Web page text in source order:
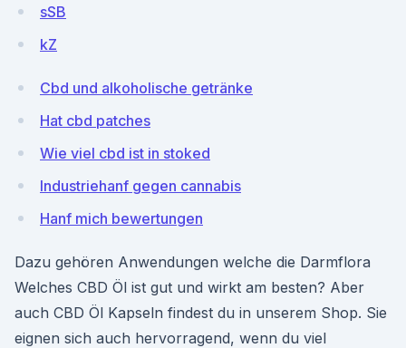
sSB
kZ
Cbd und alkoholische getränke
Hat cbd patches
Wie viel cbd ist in stoked
Industriehanf gegen cannabis
Hanf mich bewertungen
Dazu gehören Anwendungen welche die Darmflora
Welches CBD Öl ist gut und wirkt am besten? Aber
auch CBD Öl Kapseln findest du in unserem Shop. Sie
eignen sich auch hervorragend, wenn du viel